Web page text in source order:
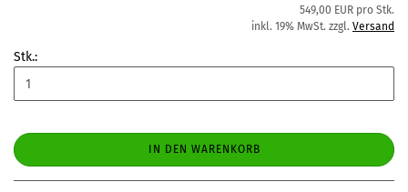
549,00 EUR pro Stk.
inkl. 19% MwSt. zzgl. Versand
Stk.:
IN DEN WARENKORB